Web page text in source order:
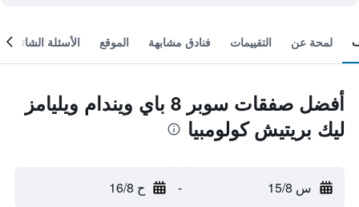
لمحة عن التقييمات فنادق مشابهة الموقع الأسئلة الشائعة
أفضل صفقات سوبر 8 باي ويندام ويليامز
ليك بريتيش كولومبيا
س 15/8 - ح 16/8